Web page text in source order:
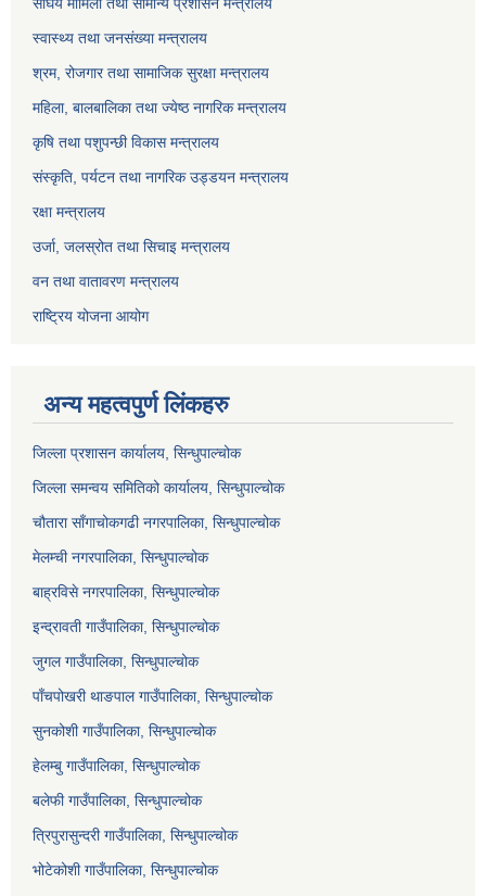
संघिय मामिला तथा सामान्य प्रशासन मन्त्रालय
स्वास्थ्य तथा जनसंख्या मन्त्रालय
श्रम, रोजगार तथा सामाजिक सुरक्षा मन्त्रालय
महिला, बालबालिका तथा ज्येष्ठ नागरिक मन्त्रालय
कृषि तथा पशुपन्छी विकास मन्त्रालय
संस्कृति, पर्यटन तथा नागरिक उड्डयन मन्त्रालय
रक्षा मन्त्रालय
उर्जा, जलस्रोत तथा सिचाइ मन्त्रालय
वन तथा वातावरण मन्त्रालय
राष्ट्रिय योजना आयोग
अन्य महत्वपुर्ण लिंकहरु
जिल्ला प्रशासन कार्यालय, सिन्धुपाल्चोक
जिल्ला समन्वय समितिको कार्यालय, सिन्धुपाल्चोक
चौतारा साँगाचोकगढी नगरपालिका, सिन्धुपाल्चोक
मेलम्ची नगरपालिका, सिन्धुपाल्चोक
बाह्रविसे नगरपालिका, सिन्धुपाल्चोक
इन्द्रावती गाउँपालिका, सिन्धुपाल्चोक
जुगल गाउँपालिका, सिन्धुपाल्चोक
पाँचपोखरी थाङपाल गाउँपालिका, सिन्धुपाल्चोक
सुनकोशी गाउँपालिका, सिन्धुपाल्चोक
हेलम्बु गाउँपालिका, सिन्धुपाल्चोक
बलेफी गाउँपालिका, सिन्धुपाल्चोक
त्रिपुरासुन्दरी गाउँपालिका, सिन्धुपाल्चोक
भोटेकोशी गाउँपालिका, सिन्धुपाल्चोक